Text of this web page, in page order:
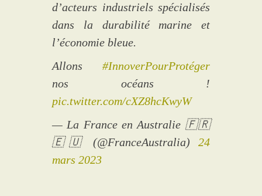
d’acteurs industriels spécialisés
dans la durabilité marine et
l’économie bleue.
Allons #InnoverPourProtéger
nos océans !
pic.twitter.com/cXZ8hcKwyW
— La France en Australie 🇫🇷
🇪🇺 (@FranceAustralia) 24
mars 2023